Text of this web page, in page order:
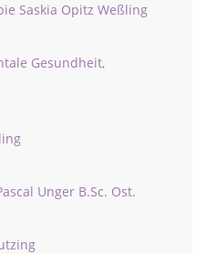
Saskia Opitz Weßling
Gesundheit,
Unger B.Sc. Ost.